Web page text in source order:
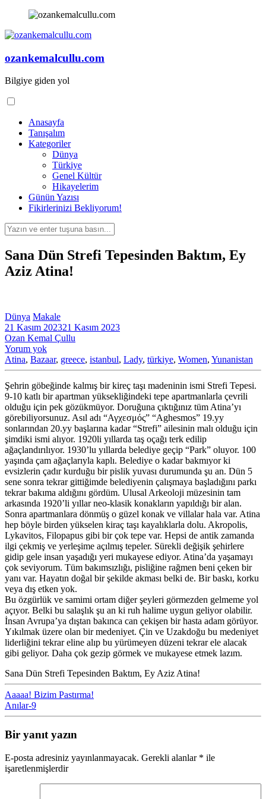
İçeriğe
ozankemalcullu.com
Bilgiye giden yol
Anasayfa
Tanışalım
Kategoriler
Dünya
Türkiye
Genel Kültür
Hikayelerim
Günün Yazısı
Fikirlerinizi Bekliyorum!
Arama
yap:
Sana Dün Strefi Tepesinden Baktım, Ey
Aziz Atina!
Dünya Makale
21 Kasım 202321 Kasım 2023
Ozan Kemal Çullu
Yorum yok
Atina, Bazaar, greece, istanbul, Lady, türkiye, Women, Yunanistan
Şehrin göbeğinde kalmış bir kireç taşı madeninin ismi Strefi Tepesi.
9-10 katlı bir apartman yüksekliğindeki tepe apartmanlarla çevrili
olduğu için pek gözükmüyor. Doruğuna çıktığınız tüm Atina’yı
görebiliyorsunuz. Asıl adı “Αγχεσμός” “Aghesmos” 19.yy
sonlarından 20.yy başlarına kadar “Strefi” ailesinin malı olduğu için
şimdiki ismi alıyor. 1920li yıllarda taş oçağı terk edilip
ağaçlandırılıyor. 1930’lu yıllarda belediye geçip “Park” oluyor. 100
yaşında çam ağaçlarıyla kaplı. Belediye o kadar bakmıyor ki
evsizlerin çadır kurduğu bir pislik yuvası durumunda şu an. Dün 5
sene sonra tekrar gittiğimde belediyenin çalışmaya başladığını parkı
tekrar bakıma aldığını gördüm. Ulusal Arkeoloji müzesinin tam
arkasında 1920’li yıllar neo-klasik konakların yapıldığı bir alan.
Sonra apartmanlara dönmüş o güzel konak ve villalar hala var. Atina
hep böyle birden yükselen kiraç taşı kayalıklarla dolu. Akropolis,
Lykavitos, Filopapus gibi bir çok tepe var. Hepsi de antik zamanda
ilgi çekmiş ve yerleşime açılmış tepeler. Sürekli değişik şehirlere
gidip gele insan yaşadığı yeri mukayese ediyor. Atina’da yaşamayı
çok seviyorum. Tüm bakımsızlığı, pisliğine rağmen beni çeken bir
yanı var. Hayatın doğal bir şekilde akması belki de. Bir baskı, korku
veya dış etken yok.
Bu özgürlük ve samimi ortam diğer şeyleri görmezden gelmeme yol
açıyor. Belki bu salaşlık şu an ki ruh halime uygun geliyor olabilir.
İnsan Avrupa’ya dıştan bakınca can çekişen bir hasta adam görüyor.
Yıkılmak üzere olan bir medeniyet. Çin ve Uzakdoğu bu medeniyet
liderliğini tekrar eline alıp bu yürümeyen düzeni tekrar ele alacak
gibi geliyor. Daha çok gezip görmek ve mukayese etmek lazım.
Sana Dün Strefi Tepesinden Baktım, Ey Aziz Atina!
Yazı
dolaşımı
Aaaaa! Bizim Pastırma!
Anılar-9
Bir yanıt yazın
E-posta adresiniz yayınlanmayacak. Gerekli alanlar * ile
işaretlenmişlerdir